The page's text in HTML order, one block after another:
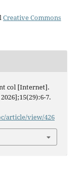
Creative Commons
col [Internet].
7.
article/view/426